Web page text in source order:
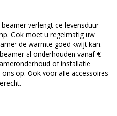
verlengt de levensduur
Ook moet u regelmatig uw
de warmte goed kwijt kan.
al onderhouden vanaf €
of installatie
op. Ook voor alle accessoires